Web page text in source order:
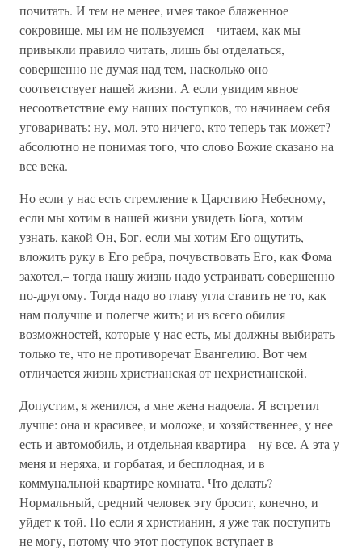
почитать. И тем не менее, имея такое блаженное
сокровище, мы им не пользуемся – читаем, как мы
привыкли правило читать, лишь бы отделаться,
совершенно не думая над тем, насколько оно
соответствует нашей жизни. А если увидим явное
несоответствие ему наших поступков, то начинаем себя
уговаривать: ну, мол, это ничего, кто теперь так может? –
абсолютно не понимая того, что слово Божие сказано на
все века.
Но если у нас есть стремление к Царствию Небесному,
если мы хотим в нашей жизни увидеть Бога, хотим
узнать, какой Он, Бог, если мы хотим Его ощутить,
вложить руку в Его ребра, почувствовать Его, как Фома
захотел,– тогда нашу жизнь надо устраивать совершенно
по-другому. Тогда надо во главу угла ставить не то, как
нам получше и полегче жить; и из всего обилия
возможностей, которые у нас есть, мы должны выбирать
только те, что не противоречат Евангелию. Вот чем
отличается жизнь христианская от нехристианской.
Допустим, я женился, а мне жена надоела. Я встретил
лучше: она и красивее, и моложе, и хозяйственнее, у нее
есть и автомобиль, и отдельная квартира – ну все. А эта у
меня и неряха, и горбатая, и бесплодная, и в
коммунальной квартире комната. Что делать?
Нормальный, средний человек эту бросит, конечно, и
уйдет к той. Но если я христианин, я уже так поступить
не могу, потому что этот поступок вступает в